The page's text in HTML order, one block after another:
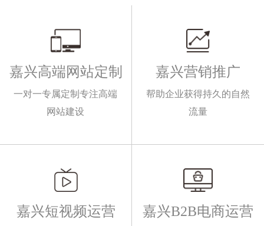
嘉兴高端网站定制
一对一专属定制专注高端
网站建设
嘉兴营销推广
帮助企业获得持久的自然
流量
嘉兴短视频运营 嘉兴B2B电商运营